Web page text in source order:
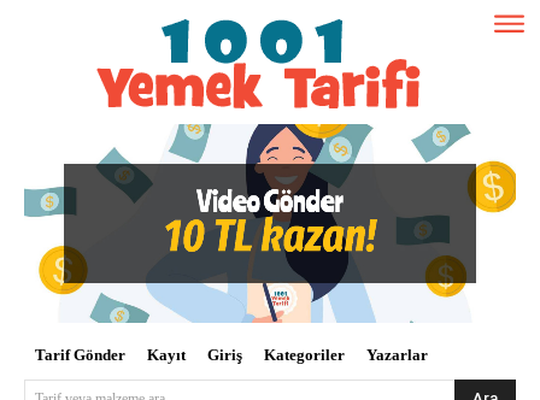
Tarif Gönder Kayıt Giriş Kategoriler Yazarlar